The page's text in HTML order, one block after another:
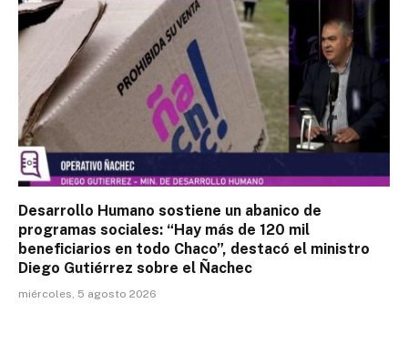
Desarrollo Humano sostiene un abanico de
programas sociales: “Hay más de 120 mil
beneficiarios en todo Chaco”, destacó el ministro
Diego Gutiérrez sobre el Ñachec
miércoles, 5 agosto 2026